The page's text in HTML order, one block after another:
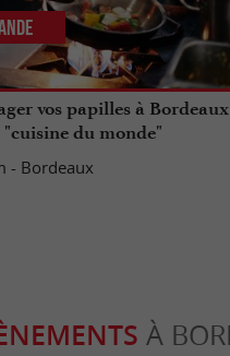
vos papilles à
"cuisine du monde"
- Bordeaux
À